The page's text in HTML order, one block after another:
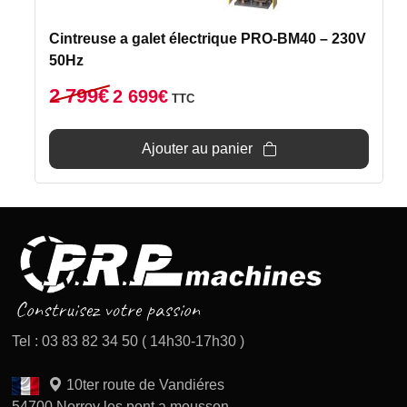
Cintreuse a galet électrique PRO-BM40 – 230V
50Hz
2 799€ Le
initial
était :
2 699€Le
actuel
est :
TTC
Ajouter au panier
Tel : 03 83 82 34 50 ( 14h30-17h30 )
10ter route de Vandiéres